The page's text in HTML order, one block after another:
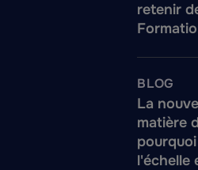
retenir
BLOG
La
matière
l'échelle